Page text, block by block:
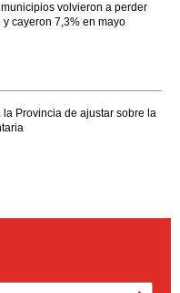
volvieron a perder
cayeron 7,3% en mayo
la Provincia de ajustar sobre la